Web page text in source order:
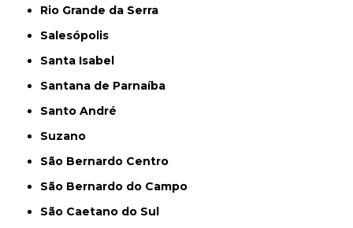
Rio Grande da Serra
Salesópolis
Santa Isabel
Santana de Parnaíba
Santo André
Suzano
São Bernardo Centro
São Bernardo do Campo
São Caetano do Sul